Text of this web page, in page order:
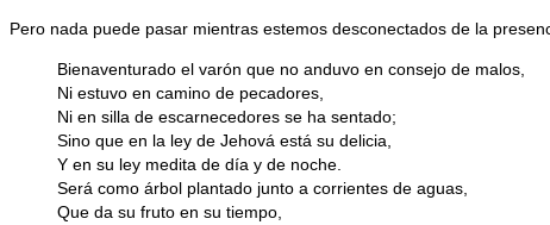
Pero nada puede pasar mientras estemos desconectados de la
Bienaventurado el varón que no anduvo en consejo de malos,
Ni estuvo en camino de pecadores,
Ni en silla de escarnecedores se ha sentado;
Sino que en la ley de Jehová está su delicia,
Y en su ley medita de día y de noche.
Será como árbol plantado junto a corrientes de aguas,
Que da su fruto en su tiempo,